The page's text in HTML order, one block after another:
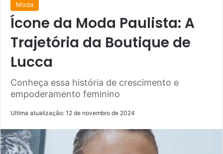
Moda
Ícone da Moda Paulista: A
Trajetória da Boutique de
Lucca
Conheça essa história de crescimento e
empoderamento feminino
Ultima atualização: 12 de novembro de 2024